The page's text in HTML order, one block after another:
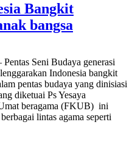
Bangkit
bangsa
Seni Budaya generasi
Indonesia bangkit
pentas budaya yang dinisiasi
diketuai Ps Yesaya
beragama (FKUB) ini
lintas agama seperti